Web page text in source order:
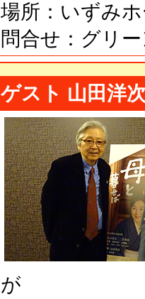
場所：いずみ
問合せ：グリ
ゲスト 山田洋
が